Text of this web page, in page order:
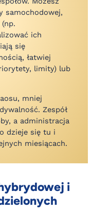
samochodowej,
ich
się
łatwiej
limity) lub
mniej
Zespół
a administracja
dzieje się tu i
miesiącach.
i